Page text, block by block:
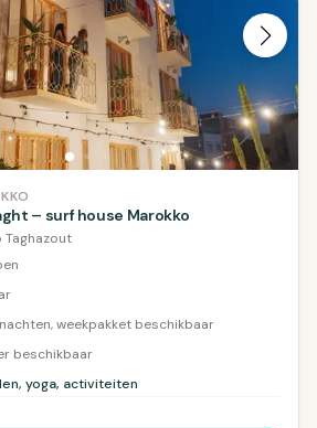
– surf house Marokko
Taghazout
weekpakket beschikbaar
beschikbaar
yoga, activiteiten